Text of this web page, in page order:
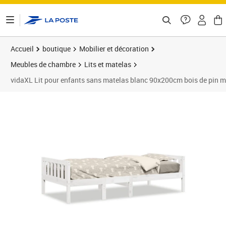
Accueil boutique
Mobilier et décoration
Meubles de chambre
Lits et matelas
vidaXL Lit pour enfants sans matelas blanc 90x200cm bois de pin